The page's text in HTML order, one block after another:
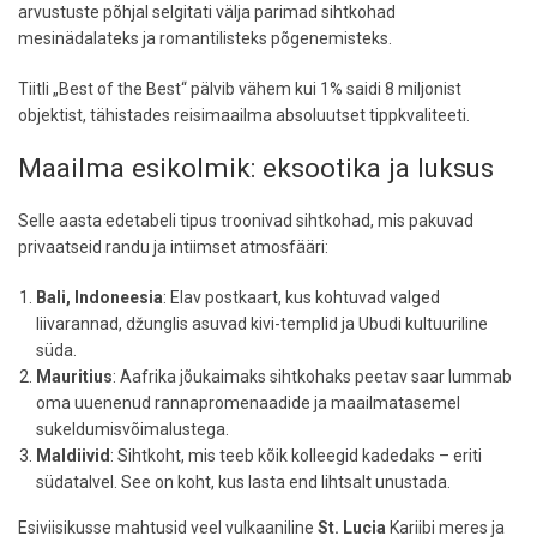
arvustuste põhjal selgitati välja parimad sihtkohad
mesinädalateks ja romantilisteks põgenemisteks.
Tiitli „Best of the Best“ pälvib vähem kui 1% saidi 8 miljonist
objektist, tähistades reisimaailma absoluutset tippkvaliteeti.
Maailma esikolmik: eksootika ja luksus
Selle aasta edetabeli tipus troonivad sihtkohad, mis pakuvad
privaatseid randu ja intiimset atmosfääri:
Bali, Indoneesia: Elav postkaart, kus kohtuvad valged
liivarannad, džunglis asuvad kivi-templid ja Ubudi kultuuriline
süda.
Mauritius: Aafrika jõukaimaks sihtkohaks peetav saar lummab
oma uuenenud rannapromenaadide ja maailmatasemel
sukeldumisvõimalustega.
Maldiivid : Sihtkoht, mis teeb kõik kolleegid kadedaks – eriti
südatalvel. See on koht, kus lasta end lihtsalt unustada.
Esiviisikusse mahtusid veel vulkaaniline St. Lucia Kariibi meres ja